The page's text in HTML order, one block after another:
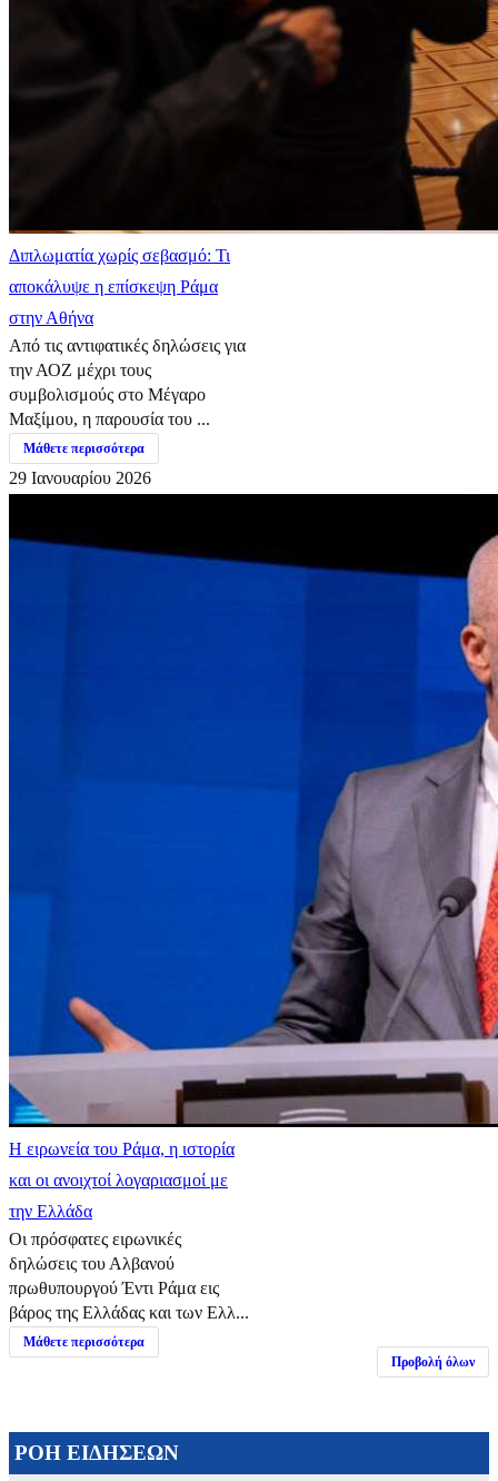
Διπλωματία χωρίς σεβασμό: Τι
αποκάλυψε η επίσκεψη Ράμα
στην Αθήνα
Από τις αντιφατικές δηλώσεις για
την ΑΟΖ μέχρι τους
συμβολισμούς στο Μέγαρο
Μαξίμου, η παρουσία του ...
Μάθετε περισσότερα
29 Ιανουαρίου 2026
Η ειρωνεία του Ράμα, η ιστορία
και οι ανοιχτοί λογαριασμοί με
την Ελλάδα
Οι πρόσφατες ειρωνικές
δηλώσεις του Αλβανού
πρωθυπουργού Έντι Ράμα εις
βάρος της Ελλάδας και των Ελλ...
Μάθετε περισσότερα
Προβολή όλων
ΡΟΗ ΕΙΔΗΣΕΩΝ